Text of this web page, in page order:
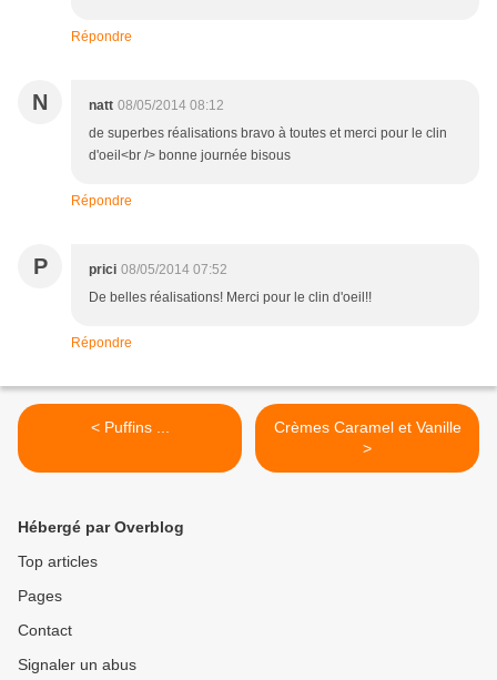
Répondre
N natt 08/05/2014 08:12
de superbes réalisations bravo à toutes et merci pour le clin
d'oeil<br /> bonne journée bisous
Répondre
P prici 08/05/2014 07:52
De belles réalisations! Merci pour le clin d'oeil!!
Répondre
< Puffins ...
Crèmes Caramel et Vanille
>
Hébergé par Overblog
Top articles
Pages
Contact
Signaler un abus